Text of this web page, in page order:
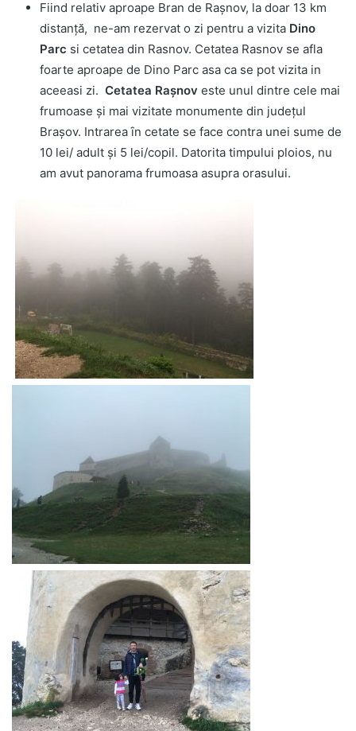
Fiind relativ aproape Bran de Raşnov, la doar 13 km
distanţă, ne-am rezervat o zi pentru a vizita Dino
Parc si cetatea din Rasnov. Cetatea Rasnov se afla
foarte aproape de Dino Parc asa ca se pot vizita in
aceeasi zi. Cetatea Raşnov este unul dintre cele mai
frumoase şi mai vizitate monumente din judeţul
Braşov. Intrarea ȋn cetate se face contra unei sume de
10 lei/ adult şi 5 lei/copil. Datorita timpului ploios, nu
am avut panorama frumoasa asupra orasului.